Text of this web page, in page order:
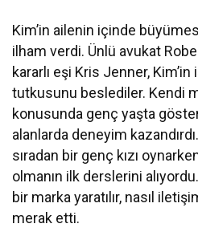
Kim’in ailenin içinde
ilham verdi. Ünlü avukat
kararlı eşi Kris Jenner, Kim’in
tutkusunu beslediler. Kendi
konusunda genç yaşta
alanlarda deneyim
sıradan bir genç kızı
olmanın ilk derslerini
bir marka yaratılır, nasıl
merak etti.